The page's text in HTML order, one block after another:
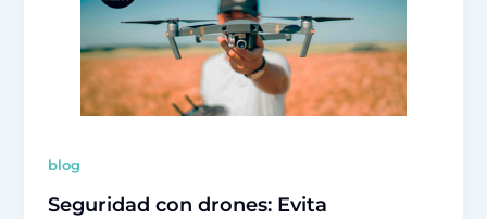
blog
Seguridad con drones: Evita